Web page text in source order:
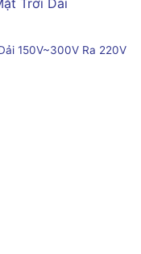
150V~300V Ra 220V